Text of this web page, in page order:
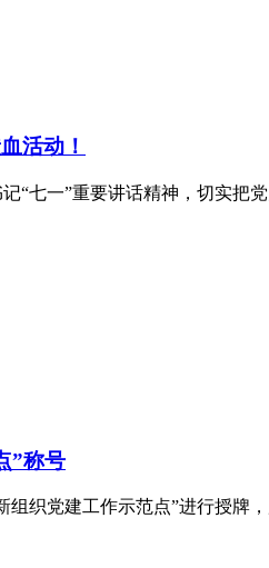
活动！
七一”重要讲话精神，切实把
”称号
织党建工作示范点”进行授牌